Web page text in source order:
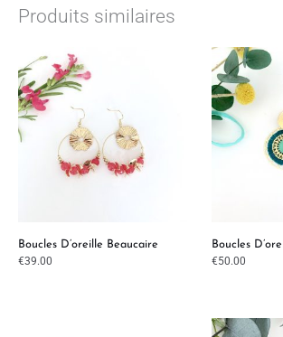
Produits similaires
Boucles D’oreille Beaucaire
€39.00
Boucles
€50.00